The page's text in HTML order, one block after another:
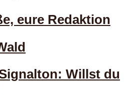
eure Redaktion
Willst du